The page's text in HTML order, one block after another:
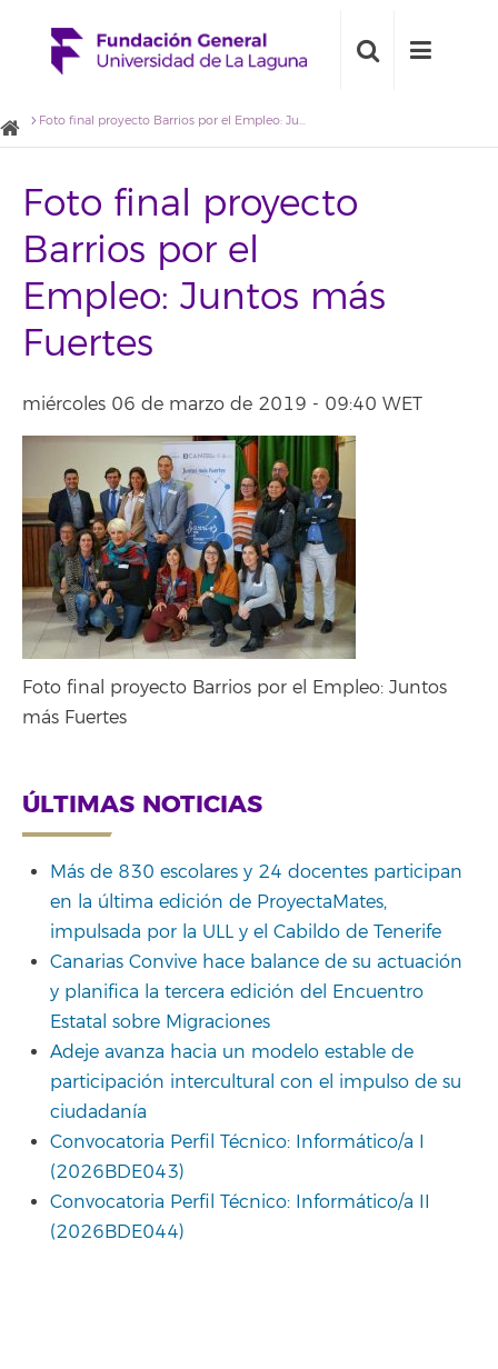
Foto final proyecto Barrios por el Empleo: Juntos más Fuertes
Foto final proyecto
Barrios por el
Empleo: Juntos más
Fuertes
miércoles 06 de marzo de 2019 - 09:40 WET
Foto final proyecto Barrios por el Empleo: Juntos
más Fuertes
ÚLTIMAS NOTICIAS
Más de 830 escolares y 24 docentes participan
en la última edición de ProyectaMates,
impulsada por la ULL y el Cabildo de Tenerife
Canarias Convive hace balance de su actuación
y planifica la tercera edición del Encuentro
Estatal sobre Migraciones
Adeje avanza hacia un modelo estable de
participación intercultural con el impulso de su
ciudadanía
Convocatoria Perfil Técnico: Informático/a I
(2026BDE043)
Convocatoria Perfil Técnico: Informático/a II
(2026BDE044)